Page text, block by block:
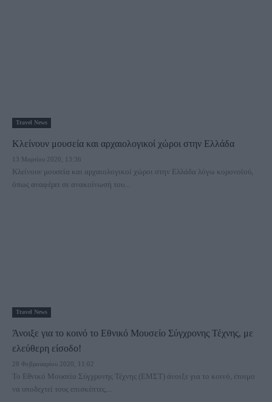
Travel News
Κλείνουν μουσεία και αρχαιολογικοί χώροι στην Ελλάδα
13 Μαρτίου 2020, 13:36
Κλείνουν μουσεία και αρχαιολογικοί χώροι στην Ελλάδα λόγω κορονοϊού,
όπως αναφέρει σε ανακοίνωσή του...
Travel News
Άνοιξε για το κοινό το Εθνικό Μουσείο Σύγχρονης Τέχνης, με
ελεύθερη είσοδο!
28 Φεβρουαρίου 2020, 11:02
Το Εθνικό Μουσείο Σύγχρονης Τέχνης (ΕΜΣΤ) άνοιξε για το κοινό, έτοιμο
να υποδεχτεί τους επισκέπτες,...